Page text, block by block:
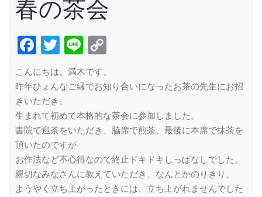
春の茶会
Facebook
Twitter
Line
こんにちは。満木です。
昨年ひょんなご縁でお知り合いになったお茶の先生にお招
きいただき、
生まれて初めて本格的な茶会に参加しました。
書院で迎茶をいただき、脇席で煎茶、最後に本席で抹茶を
頂いたのですが
お作法など不心得なので終止ドキドキしっぱなしでした。
親切なみなさんに教えていただき、なんとかのりきり、
ようやく立ち上がったときには、立ち上がれませんでした